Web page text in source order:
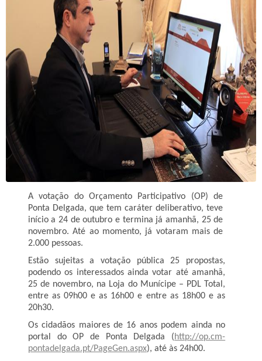
A votação do Orçamento Participativo (OP) de
Ponta Delgada, que tem caráter deliberativo, teve
início a 24 de outubro e termina já amanhã, 25 de
novembro. Até ao momento, já votaram mais de
2.000 pessoas.
Estão sujeitas a votação pública 25 propostas,
podendo os interessados ainda votar até amanhã,
25 de novembro, na Loja do Munícipe – PDL Total,
entre as 09h00 e as 16h00 e entre as 18h00 e as
20h30.
Os cidadãos maiores de 16 anos podem ainda no
portal do OP de Ponta Delgada (http://op.cm-
pontadelgada.pt/PageGen.aspx), até às 24h00.